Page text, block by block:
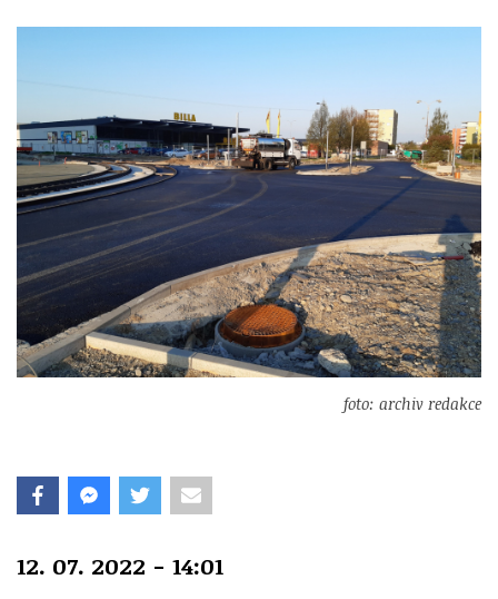
foto: archiv redakce
12. 07. 2022 - 14:01